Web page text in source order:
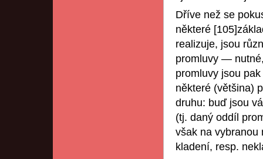
Dříve než se
některé
realizuje, jsou
promluvy —
promluvy jsou
některé (většina)
druhu: buď jsou
(tj. daný oddíl
však na vybranou
kladení, resp.